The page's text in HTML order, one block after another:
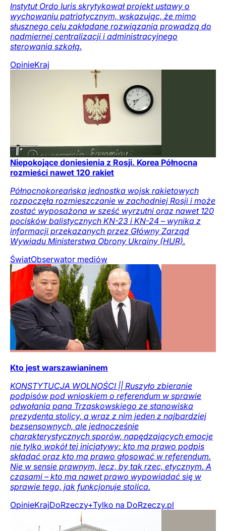
Instytut Ordo Iuris skrytykował projekt ustawy o
wychowaniu patriotycznym, wskazując, że mimo
słusznego celu zakładane rozwiązania prowadzą do
nadmiernej centralizacji i administracyjnego
sterowania szkołą.
OpinieKraj
Niepokojące doniesienia z Rosji. Korea Północna
rozmieści nawet 120 rakiet
Północnokoreańska jednostka wojsk rakietowych
rozpoczęła rozmieszczanie w zachodniej Rosji i może
zostać wyposażona w sześć wyrzutni oraz nawet 120
pocisków balistycznych KN-23 i KN-24 – wynika z
informacji przekazanych przez Główny Zarząd
Wywiadu Ministerstwa Obrony Ukrainy (HUR).
ŚwiatObserwator mediów
Kto jest warszawianinem
KONSTYTUCJA WOLNOŚCI || Ruszyło zbieranie
podpisów pod wnioskiem o referendum w sprawie
odwołania pana Trzaskowskiego ze stanowiska
prezydenta stolicy, a wraz z nim jeden z najbardziej
bezsensownych, ale jednocześnie
charakterystycznych sporów, napędzających emocje
nie tylko wokół tej inicjatywy: kto ma prawo podpis
składać oraz kto ma prawo głosować w referendum.
Nie w sensie prawnym, lecz, by tak rzec, etycznym. A
czasami – kto ma nawet prawo wypowiadać się w
sprawie tego, jak funkcjonuje stolica.
OpinieKrajDoRzeczy+Tylko na DoRzeczy.pl